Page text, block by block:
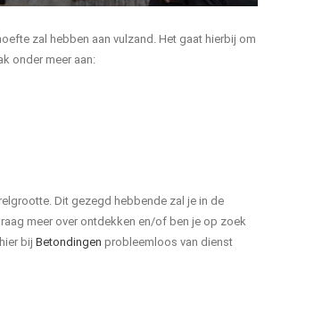
zal hebben aan vulzand. Het gaat hierbij om
onder meer aan:
Dit gezegd hebbende zal je in de
meer over ontdekken en/of ben je op zoek
bij Betondingen probleemloos van dienst